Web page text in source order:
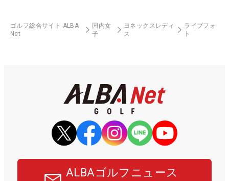
ゴルフ総合サイト ALBA
Net
国内女
子
ヨネックスレディ
ス
ライブフォ
ト
ALBAゴルフニュース